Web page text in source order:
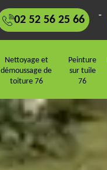
02 52 56 25 66 -
Nettoyage et
démoussage de
toiture 76
Peinture
sur tuile
76